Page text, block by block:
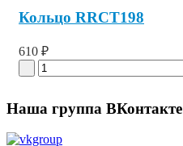
Кольцо RRCT198
610 ₽
Наша группа ВКонтакте